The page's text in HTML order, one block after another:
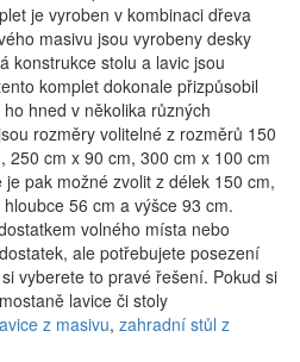
je vyroben v kombinaci dřeva
masivu jsou vyrobeny desky
konstrukce stolu a lavic jsou
komplet dokonale přizpůsobil
hned v několika různých
rozměry volitelné z rozměrů 150
250 cm x 90 cm, 300 cm x 100 cm
pak možné zvolit z délek 150 cm,
56 cm a výšce 93 cm.
volného místa nebo
ale potřebujete posezení
vyberete to pravé řešení. Pokud si
lavice či stoly
z masivu, zahradní stůl z